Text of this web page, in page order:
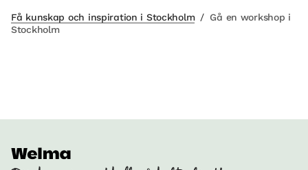
Få kunskap och inspiration i Stockholm / Gå en workshop i
Stockholm